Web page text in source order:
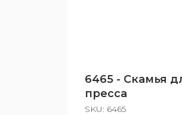
6465 - Скамья
пресса
SKU: 6465